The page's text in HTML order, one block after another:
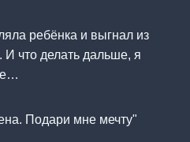
ребёнка и выгнал из
И что делать дальше, я
Подари мне мечту"